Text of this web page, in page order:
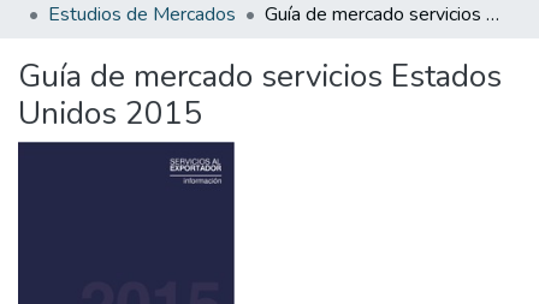
Statistics
Estadísticas Externas
Estudios de Mercados
Guía de mercado servicios Estados Unidos 2015
Guía de mercado servicios Estados
Unidos 2015